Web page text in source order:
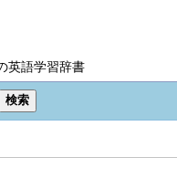
英語学習辞書